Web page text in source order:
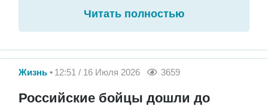
Читать полностью
Жизнь 12:51 / 16 Июля 2026 3659
Российские бойцы дошли до